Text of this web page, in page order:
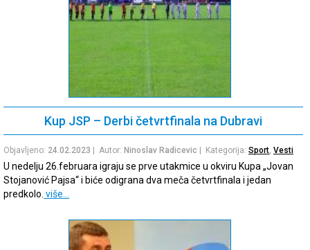
Kup JSP – Derbi četvrtfinala na Dubravi
Objavljeno: 24.02.2023 | Autor: Ninoslav Radicevic | Kategorija: Sport Vesti
U nedelju 26.februara igraju se prve utakmice u okviru Kupa „Jovan
Stojanović Pajsa“ i biće odigrana dva meča četvrtfinala i jedan
predkolo. više…